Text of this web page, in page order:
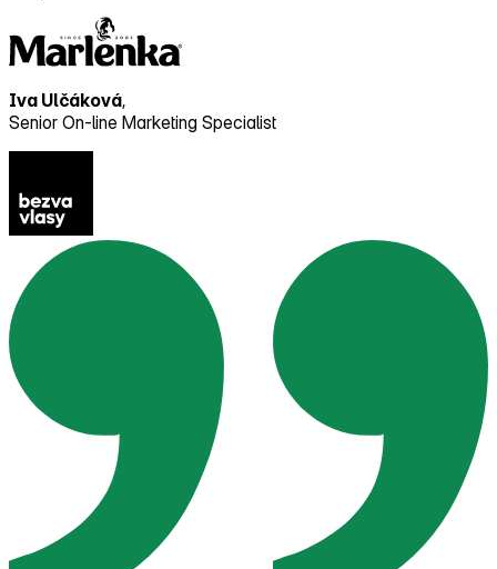
Iva Ulčáková,
Senior On‑line Marketing Specialist